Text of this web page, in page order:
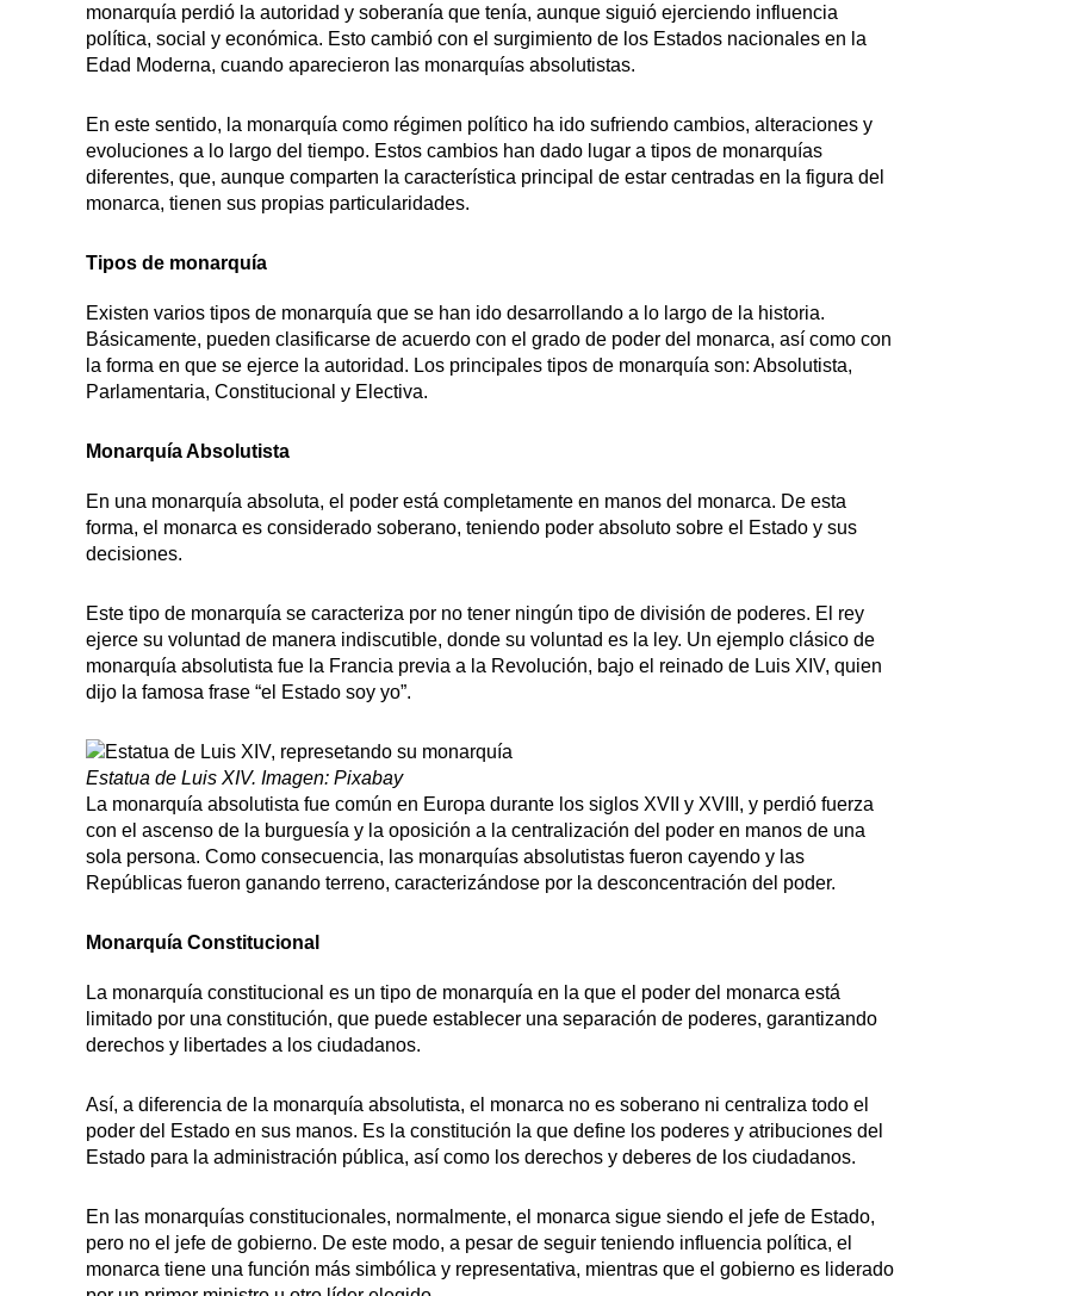
monarquía perdió la autoridad y soberanía que tenía, aunque siguió ejerciendo influencia
política, social y económica. Esto cambió con el surgimiento de los Estados nacionales en la
Edad Moderna, cuando aparecieron las monarquías absolutistas.
En este sentido, la monarquía como régimen político ha ido sufriendo cambios, alteraciones y
evoluciones a lo largo del tiempo. Estos cambios han dado lugar a tipos de monarquías
diferentes, que, aunque comparten la característica principal de estar centradas en la figura del
monarca, tienen sus propias particularidades.
Tipos de monarquía
Existen varios tipos de monarquía que se han ido desarrollando a lo largo de la historia.
Básicamente, pueden clasificarse de acuerdo con el grado de poder del monarca, así como con
la forma en que se ejerce la autoridad. Los principales tipos de monarquía son: Absolutista,
Parlamentaria, Constitucional y Electiva.
Monarquía Absolutista
En una monarquía absoluta, el poder está completamente en manos del monarca. De esta
forma, el monarca es considerado soberano, teniendo poder absoluto sobre el Estado y sus
decisiones.
Este tipo de monarquía se caracteriza por no tener ningún tipo de división de poderes. El rey
ejerce su voluntad de manera indiscutible, donde su voluntad es la ley. Un ejemplo clásico de
monarquía absolutista fue la Francia previa a la Revolución, bajo el reinado de Luis XIV, quien
dijo la famosa frase “el Estado soy yo”.
Estatua de Luis XIV. Imagen: Pixabay
La monarquía absolutista fue común en Europa durante los siglos XVII y XVIII, y perdió fuerza
con el ascenso de la burguesía y la oposición a la centralización del poder en manos de una
sola persona. Como consecuencia, las monarquías absolutistas fueron cayendo y las
Repúblicas fueron ganando terreno, caracterizándose por la desconcentración del poder.
Monarquía Constitucional
La monarquía constitucional es un tipo de monarquía en la que el poder del monarca está
limitado por una constitución, que puede establecer una separación de poderes, garantizando
derechos y libertades a los ciudadanos.
Así, a diferencia de la monarquía absolutista, el monarca no es soberano ni centraliza todo el
poder del Estado en sus manos. Es la constitución la que define los poderes y atribuciones del
Estado para la administración pública, así como los derechos y deberes de los ciudadanos.
En las monarquías constitucionales, normalmente, el monarca sigue siendo el jefe de Estado,
pero no el jefe de gobierno. De este modo, a pesar de seguir teniendo influencia política, el
monarca tiene una función más simbólica y representativa, mientras que el gobierno es liderado